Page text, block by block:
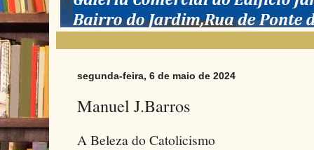
segunda-feira, 6 de maio de 2024
Manuel J.Barros
A Beleza do Catolicismo